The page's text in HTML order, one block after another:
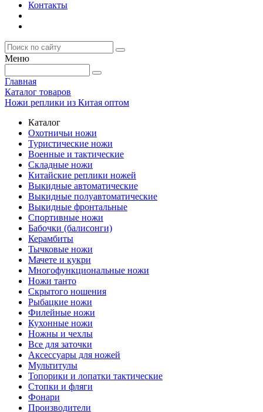
Контакты
Меню
Главная
Каталог товаров
Ножи реплики из Китая оптом
Каталог
Охотничьи ножи
Туристические ножи
Военные и тактические
Складные ножи
Китайские реплики ножей
Выкидные автоматические
Выкидные полуавтоматические
Выкидные фронтальные
Спортивные ножи
Бабочки (балисонги)
Керамбиты
Тычковые ножи
Мачете и кукри
Многофункциональные ножи
Ножи танто
Скрытого ношения
Рыбацкие ножи
Филейные ножи
Кухонные ножи
Ножны и чехлы
Все для заточки
Аксессуары для ножей
Мультитулы
Топорики и лопатки тактические
Стопки и фляги
Фонари
Производители